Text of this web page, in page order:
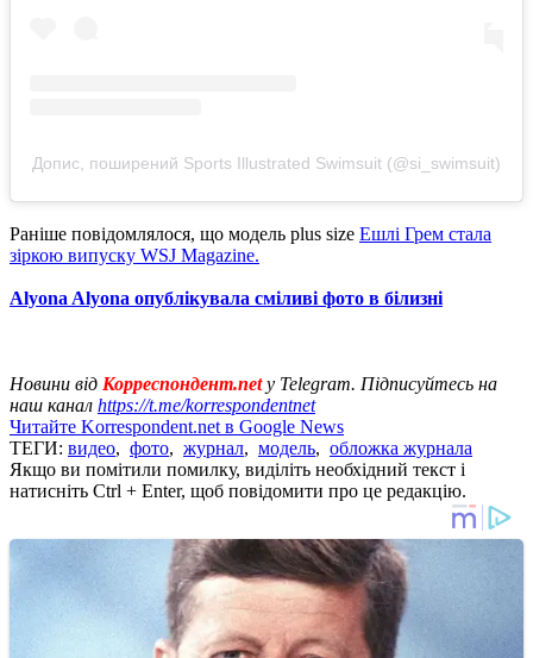
Допис, поширений Sports Illustrated Swimsuit (@si_swimsuit)
Раніше повідомлялося, що модель plus size Ешлі Грем стала
зіркою випуску WSJ Magazine.
Alyona Alyona опублікувала сміливі фото в білизні
Новини від Корреспондент.netу Telegram. Підписуйтесь на
наш канал https://t.me/korrespondentnet
Читайте Korrespondent.net в Google News
ТЕГИ: видео, фото, журнал, модель, обложка журнала
Якщо ви помітили помилку, виділіть необхідний текст і
натисніть Ctrl + Enter, щоб повідомити про це редакцію.